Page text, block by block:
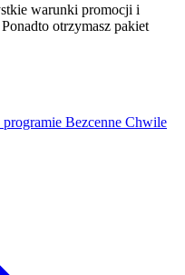
warunki promocji i
otrzymasz pakiet
Bezcenne Chwile